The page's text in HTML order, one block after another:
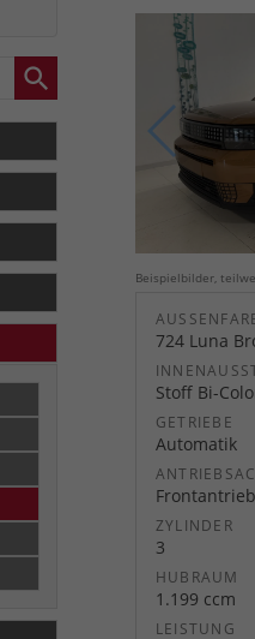
Beispielbilder,
724 Luna
Stoff Bi-
GETRIEBE
Automatik
Frontantrieb
ZYLINDER
3
HUBRAUM
1.199 ccm
LEISTUNG